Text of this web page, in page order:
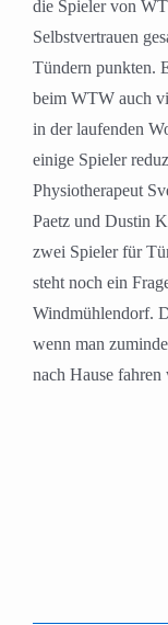
die Spieler von
Selbstvertrauen
Tündern punkten.
beim WTW auch
in der laufenden
einige Spieler
Physiotherapeut
Paetz und Dustin
zwei Spieler für
steht noch ein
Windmühlendorf.
wenn man
nach Hause fahren